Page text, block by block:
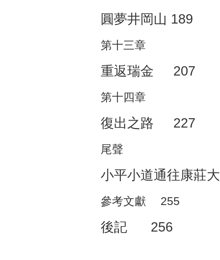
圓夢井岡山 189
第十三章
重返瑞金 207
第十四章
復出之路 227
尾聲
小平小道通往康莊
參考文獻 255
後記 256